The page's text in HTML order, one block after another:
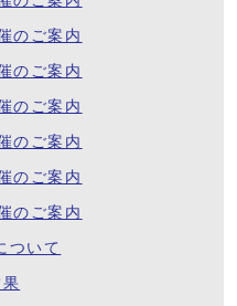
のご案内
のご案内
のご案内
のご案内
のご案内
のご案内
ついて